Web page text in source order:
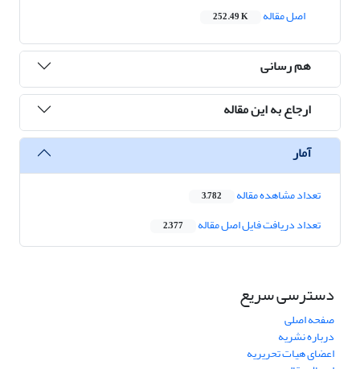
اصل مقاله
252.49 K
هم رسانی
ارجاع به این مقاله
آمار
تعداد مشاهده مقاله 3,782
تعداد دریافت فایل اصل مقاله 2,377
دسترسی سریع
صفحه اصلی
درباره نشریه
اعضای هیات تحریریه